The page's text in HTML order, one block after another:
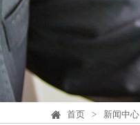
首页 > 新闻中心